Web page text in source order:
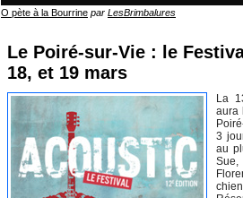
O pète à la Bourrine par LesBrimbalures
Le Poiré-sur-Vie : le
18, et 19 mars
La
aura
3
au